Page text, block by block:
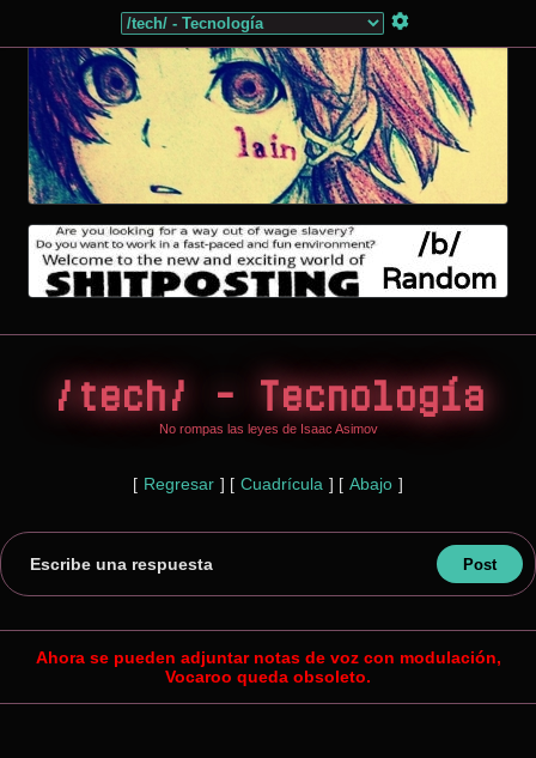
/tech/ - Tecnología
No rompas las leyes de Isaac Asimov
[ Regresar ] [ Cuadrícula ] [ Abajo ]
Escribe una respuesta
Ahora se pueden adjuntar notas de voz con modulación,
Vocaroo queda obsoleto.